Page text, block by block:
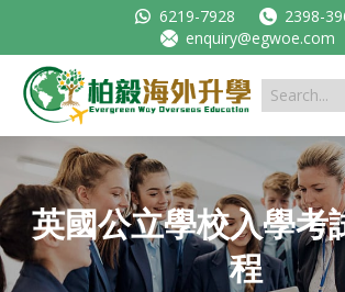
6219-7928
2398-
enquiry@egwoe.com
Search:
英國公立學校入學考
程